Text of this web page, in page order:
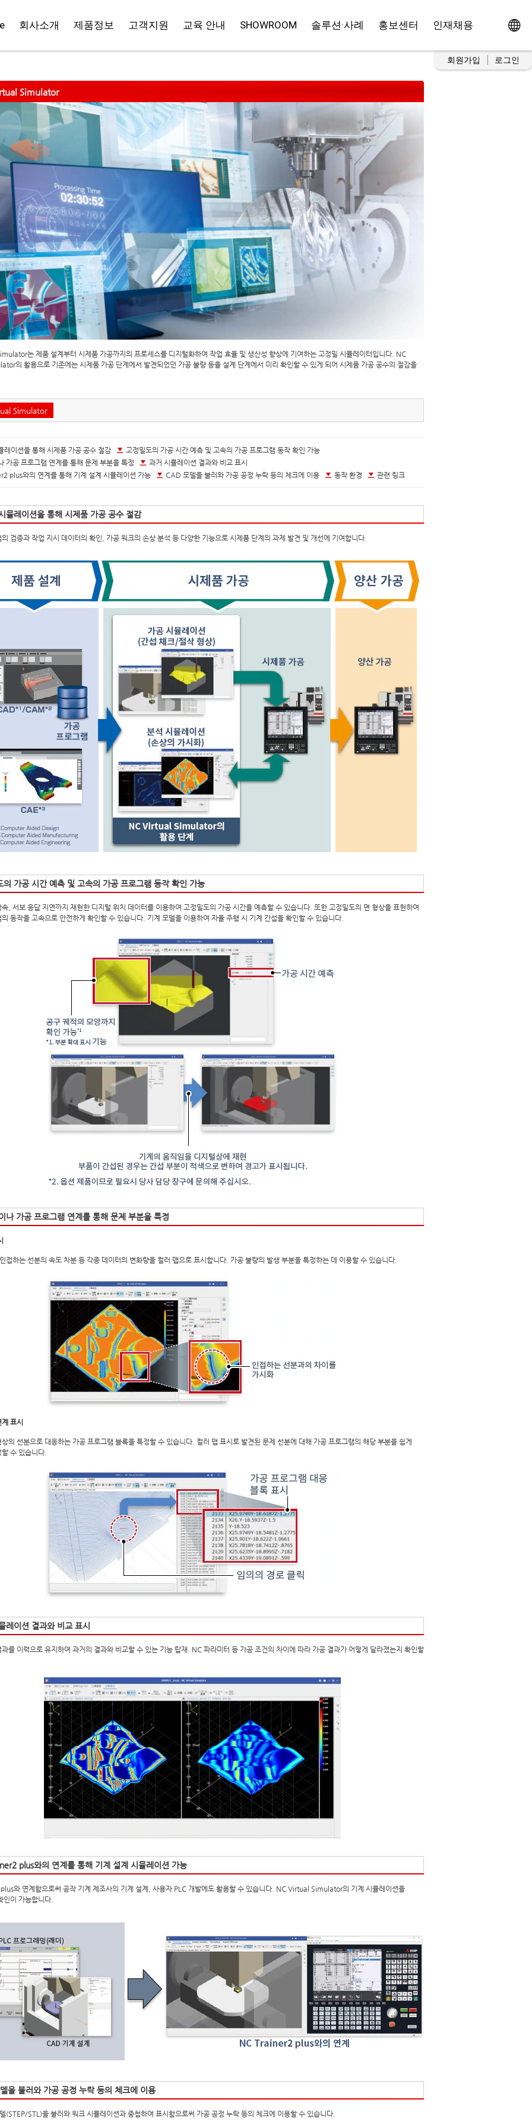
회사소개 제품정보 고객지원 교육 안내 SHOWROOM 솔루션·사례 홍보센터 인재채용
회원가입 로그인
Simulator
는 제품 설계부터 시제품 가공까지의 프로세스를 디지털화하여 작업 효율 및 생산성 향상에 기여하는 고정밀 시뮬레이터입니다. NC
의 활용으로 기존에는 시제품 가공 단계에서 발견되었던 가공 불량 등을 설계 단계에서 미리 확인할 수 있게 되어 시제품 가공 공수의 절감을
Simulator
레이션을 통해 시제품 가공 공수 절감
고정밀도의 가공 시간 예측 및 고속의 가공 프로그램 동작 확인 가능
가공 프로그램 연계를 통해 문제 부분을 특정
과거 시뮬레이션 결과와 비교 표시
plus와의 연계를 통해 기계 설계 시뮬레이션 가능
CAD 모델을 불러와 가공 공정 누락 등의 체크에 이용 동작 환경 관련 링크
뮬레이션을 통해 시제품 가공 공수 절감
검증과 작업 지시 데이터의 확인, 가공 워크의 손상 분석 등 다양한 기능으로 시제품 단계의 과제 발견 및 개선에 기여합니다.
의 가공 시간 예측 및 고속의 가공 프로그램 동작 확인 가능
, 서보 응답 지연까지 재현한 디지털 위치 데이터를 이용하여 고정밀도의 가공 시간을 예측할 수 있습니다. 또한 고정밀도의 면 형상을 표현하여
동작을 고속으로 안전하게 확인할 수 있습니다. 기계 모델을 이용하여 자율 주행 시 기계 간섭을 확인할 수 있습니다.
나 가공 프로그램 연계를 통해 문제 부분을 특정
접하는 선분의 속도 차분 등 각종 데이터의 변화량을 컬러 맵으로 표시합니다. 가공 불량의 발생 부분을 특정하는 데 이용할 수 있습니다.
표시
상의 선분으로 대응하는 가공 프로그램 블록을 특정할 수 있습니다. 컬러 맵 표시로 발견된 문제 선분에 대해 가공 프로그램의 해당 부분을 쉽게
수 있습니다.
레이션 결과와 비교 표시
과를 이력으로 유지하여 과거의 결과와 비교할 수 있는 기능 탑재. NC 파라미터 등 가공 조건의 차이에 따라 가공 결과가 어떻게 달라졌는지 확인할
plus와의 연계를 통해 기계 설계 시뮬레이션 가능
와 연계함으로써 공작 기계 제조사의 기계 설계, 사용자 PLC 개발에도 활용할 수 있습니다. NC Virtual Simulator의 기계 시뮬레이션을
인이 가능합니다.
을 불러와 가공 공정 누락 등의 체크에 이용
(STEP/STL)을 불러와 워크 시뮬레이션과 중첩하여 표시함으로써 가공 공정 누락 등의 체크에 이용할 수 있습니다.